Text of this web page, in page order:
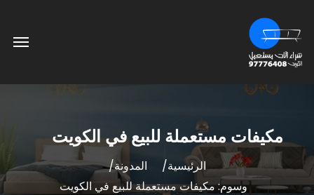
مكيفات مستعملة للبيع في الكويت
الرئيسية
المدونة
وسوم: مكيفات مستعملة للبيع في الكويت